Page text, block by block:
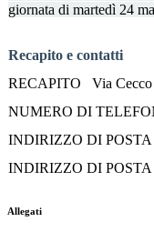
giornata di martedì 24
Recapito e contatti
RECAPITO
Via
NUMERO DI
INDIRIZZO DI
INDIRIZZO DI POSTA
Allegati